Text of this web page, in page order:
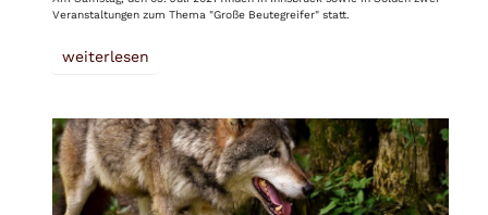
Veranstaltungen zum Thema "Große Beutegreifer" statt.
weiterlesen